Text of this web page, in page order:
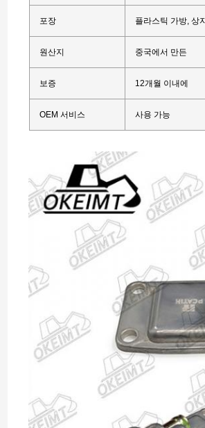
포장 플라스틱 가방, 상
원산지 중국에서 만든
보증 12개월 이내에
OEM 서비스 사용 가능